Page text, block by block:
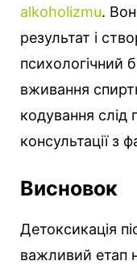
alkoholizmu.
результат і
психологічний
вживання
кодування слід
консультації з
Висновок
Детоксикація
важливий етап